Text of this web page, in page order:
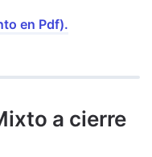
en Pdf).
a cierre